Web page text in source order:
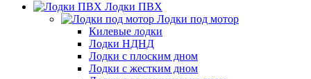
Лодки ПВХ
Лодки под мотор
Килевые лодки
Лодки НДНД
Лодки с плоским дном
Лодки с жестким дном